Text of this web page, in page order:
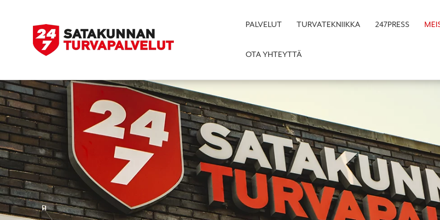
PALVELUT TURVATEKNIIKKA 247PRESS
OTA YHTEYTTÄ